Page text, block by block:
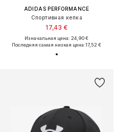
ADIDAS PERFORMANCE
Спортивная кепка
17,43 €
Изначальная цена: 24,90 €
Последняя самая низкая цена:17,52 €